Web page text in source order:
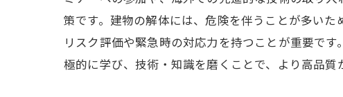
策です。建物の解体には、危険を伴うことが多い
リスク評価や緊急時の対応力を持つことが重要で
極的に学び、技術・知識を磨くことで、より高品質